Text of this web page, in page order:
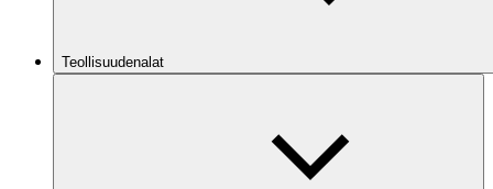
Teollisuudenalat